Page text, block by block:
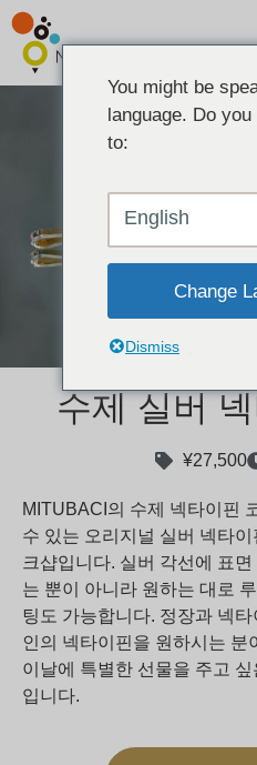
수제 실버
¥27,500
MITUBACI의 수제 넥타이핀
수 있는 오리지널 실버 넥타
크샵입니다. 실버 각선에 표
는 뿐이 아니라 원하는 대로
팅도 가능합니다. 정장과 넥
인의 넥타이핀을 원하시는 분
이날에 특별한 선물을 주고
입니다.
You might be
language. Do
to:
English
Change
Dismiss